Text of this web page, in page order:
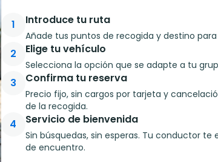
1 Introduce tu ruta
Añade tus puntos de recogida y destino
2 Elige tu vehículo
Selecciona la opción que se adapte a tu
3 Confirma tu reserva
Precio fijo, sin cargos por tarjeta y
de la recogida.
4 Servicio de bienvenida
Sin búsquedas, sin esperas. Tu conductor
de encuentro.